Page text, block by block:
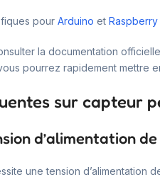
pour Arduino et Raspberry
la documentation
pourrez rapidement mettre
sur capteur
d’alimentation
une tension d’alimentation